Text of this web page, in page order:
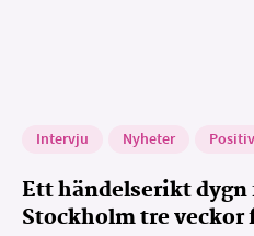
Intervju Nyheter
Ett händelserikt
Stockholm tre veckor